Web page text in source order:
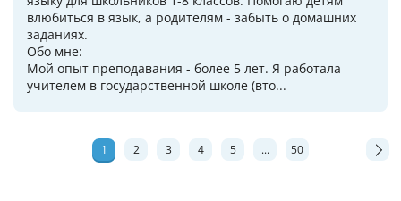
влюбиться в язык, а родителям - забыть о домашних
заданиях.
Обо мне:
Мой опыт преподавания - более 5 лет. Я работала
учителем в государственной школе (вто...
1 2 3 4 5 ... 50